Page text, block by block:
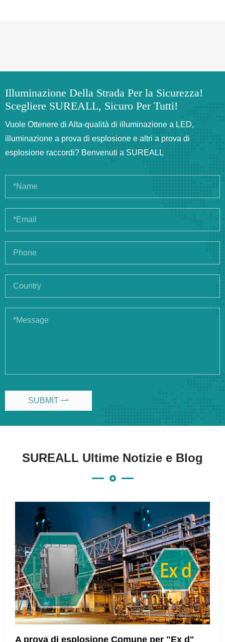
Illuminazione Della Strada Per la Sicurezza!
Scegliere SUREALL, Sicuro Per Tutti!
Vuole Ottenere di Alta-qualità di illuminazione a LED,
illuminazione a prova di esplosione e altri a prova di
esplosione raccordi? Benvenuti a SUREALL
SUBMIT 
SUREALL Ultime Notizie e Blog
A prova di esplosione Comune per "Ex d"